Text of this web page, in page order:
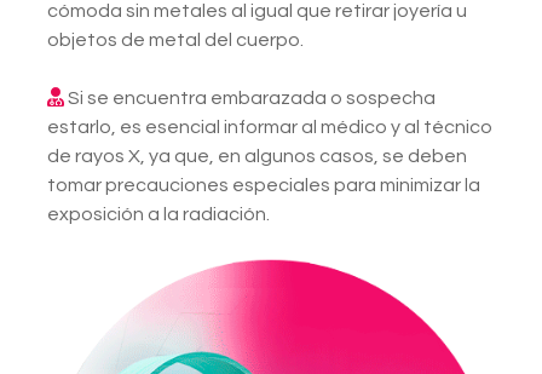
cómoda sin metales al igual que retirar joyería u
objetos de metal del cuerpo.
Si se encuentra embarazada o sospecha
estarlo, es esencial informar al médico y al técnico
de rayos X, ya que, en algunos casos, se deben
tomar precauciones especiales para minimizar la
exposición a la radiación.